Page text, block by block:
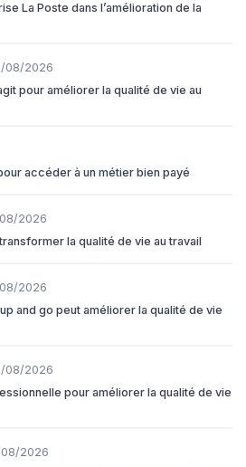
La Poste dans l’amélioration de la
08/2026
pour améliorer la qualité de vie au
accéder à un métier bien payé
2026
la qualité de vie au travail
2026
and go peut améliorer la qualité de vie
08/2026
pour améliorer la qualité de vie
2026